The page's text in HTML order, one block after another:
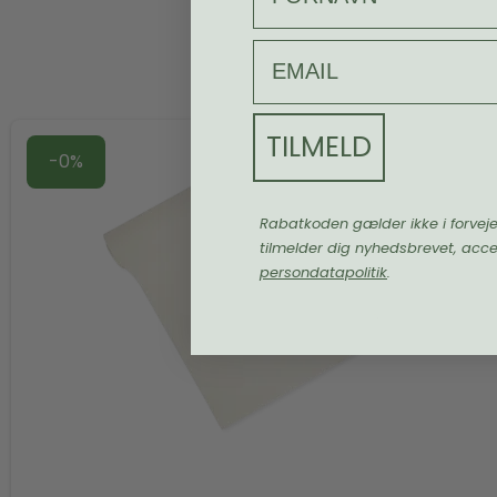
-0% TILMELD
Rabatkoden gælder ikke i
tilmelder dig nyhedsbrevet,
persondatapolitik.